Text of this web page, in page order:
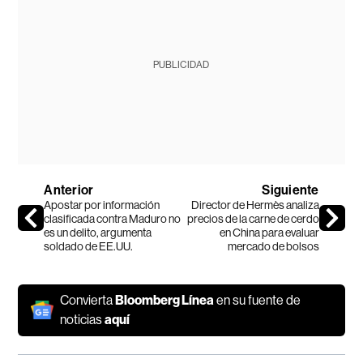
PUBLICIDAD
Anterior
Apostar por información
clasificada contra Maduro no
es un delito, argumenta
soldado de EE.UU.
Siguiente
Director de Hermès analiza
precios de la carne de cerdo
en China para evaluar
mercado de bolsos
ConviertaBloomberg Línea en su fuente de
noticiasaquí